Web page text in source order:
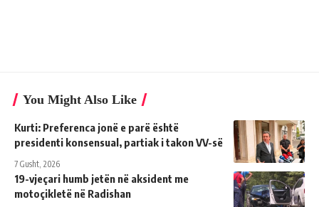
You Might Also Like
Kurti: Preferenca jonë e parë është
presidenti konsensual, partiak i takon VV-së
7 Gusht, 2026
19-vjeçari humb jetën në aksident me
motoçikletë në Radishan